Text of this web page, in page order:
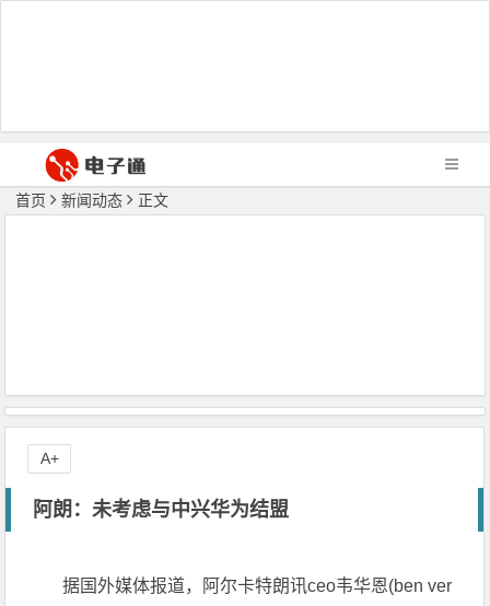
首页 新闻动态 正文
阿朗：未考虑与中兴华为结盟
据国外媒体报道，阿尔卡特朗讯ceo韦华恩(ben ver
A+